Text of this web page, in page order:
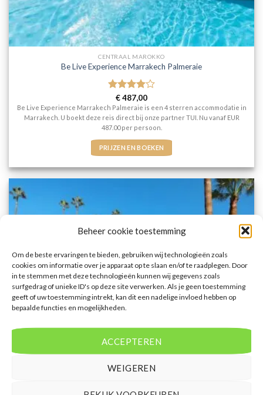
Beheer cookie toestemming
Om de beste ervaringen te bieden, gebruiken wij technologieën zoals
cookies om informatie over je apparaat op te slaan en/of te raadplegen. Door
in te stemmen met deze technologieën kunnen wij gegevens zoals
surfgedrag of unieke ID's op deze site verwerken. Als je geen toestemming
geeft of uw toestemming intrekt, kan dit een nadelige invloed hebben op
bepaalde functies en mogelijkheden.
ACCEPTEREN
WEIGEREN
CENTRAAL MAROKKO
Be Live Experience Marrakech Palmeraie
Gewaardeerd
4 uit 5
€487,00
Be Live Experience Marrakech Palmeraie is een 4 sterren accommodatie in
Marrakech. U boekt deze reis direct bij onze partner TUI. Nu vanaf EUR
487.00 per persoon.
PRIJZEN EN BOEKEN